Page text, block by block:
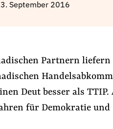
September 2016
Partnern
Deut besser als TTIP.
für Demokratie und